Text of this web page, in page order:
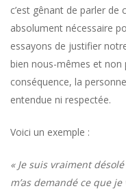
c’est gênant de parler
absolument nécessaire
essayons de justifier
bien nous-mêmes et non
conséquence, la
entendue ni respectée.
Voici un exemple :
« Je suis vraiment
m’as demandé ce que